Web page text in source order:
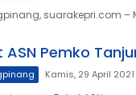
suarakepri.com –
ASN Pemko
Kamis, 29 April 2021